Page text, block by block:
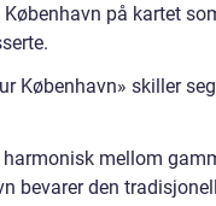
på kartet
København» skiller
mellom
bevarer den